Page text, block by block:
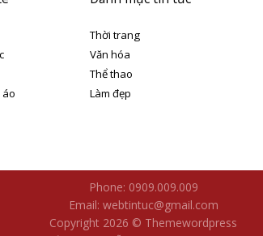
áo
Thời trang
Văn hóa
Thể thao
Làm đẹp
Phone: 0909.009.009
Email: webtintuc@gmail.com
Copyright 2026 © Themewordpress